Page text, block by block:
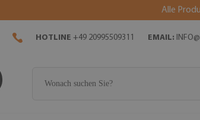
Alle
HOTLINE +49 20995509311 EMAIL: